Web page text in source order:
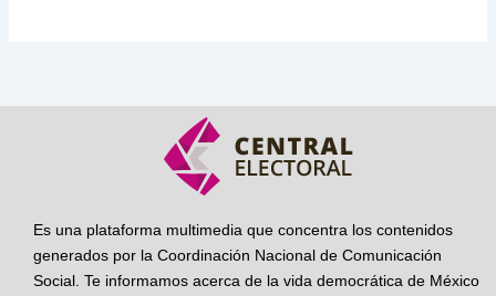
Es una plataforma multimedia que concentra los contenidos
generados por la Coordinación Nacional de Comunicación
Social. Te informamos acerca de la vida democrática de México